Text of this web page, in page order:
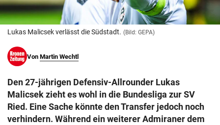
Muthgasse 2, 1190 Wien
Lukas Malicsek verlässt die Südstadt. (Bild: GEPA)
Von Martin Wechtl
Den 27-jährigen Defensiv-Allrounder Lukas
Malicsek zieht es wohl in die Bundesliga zur SV
Ried. Eine Sache könnte den Transfer jedoch noch
verhindern. Während ein weiterer Admiraner dem